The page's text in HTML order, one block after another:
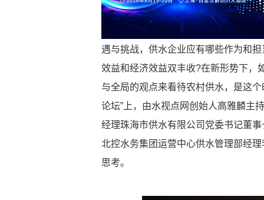
遇与挑战，供水企业应有哪些作为和
效益和经济效益双丰收?在新形势下，
与全局的观点来看待农村供水，是这
论坛”上，由水视点网创始人高雅麟主
经理珠海市供水有限公司党委书记董
北控水务集团运营中心供水管理部经
思考。